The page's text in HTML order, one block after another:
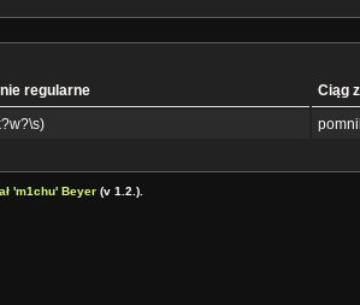
regularne
Ciąg
'm1chu' Beyer (v 1.2.).